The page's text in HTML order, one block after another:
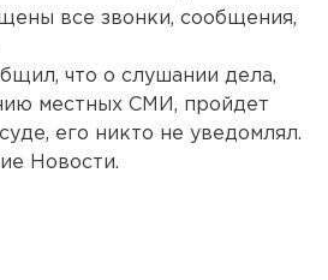
все звонки, сообщения,
что о слушании дела,
местных СМИ, пройдет
его никто не уведомлял.
Новости.